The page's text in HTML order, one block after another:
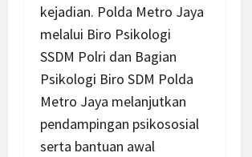
kejadian. Polda Metro Jaya
melalui Biro Psikologi
SSDM Polri dan Bagian
Psikologi Biro SDM Polda
Metro Jaya melanjutkan
pendampingan psikososial
serta bantuan awal